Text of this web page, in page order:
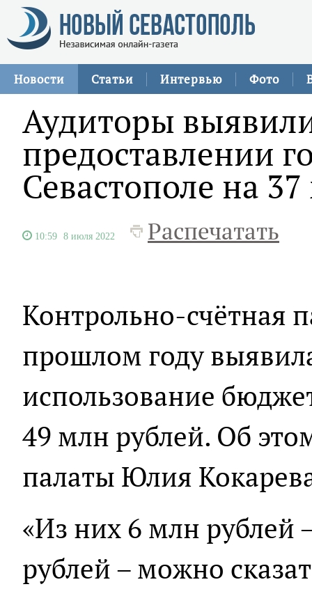
Новости Статьи Интервью Фото
Аудиторы
предоставлении
Севастополе на
10:59 8 июля 2022 Распечатать
Контрольно-счётная
прошлом году
использование
49 млн рублей. Об
палаты Юлия
«Из них 6 млн рублей
рублей – можно